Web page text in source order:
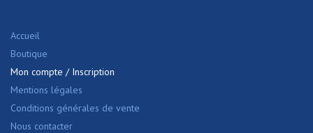
Accueil
Boutique
Mon compte / Inscription
Mentions légales
Conditions générales de vente
Nous contacter